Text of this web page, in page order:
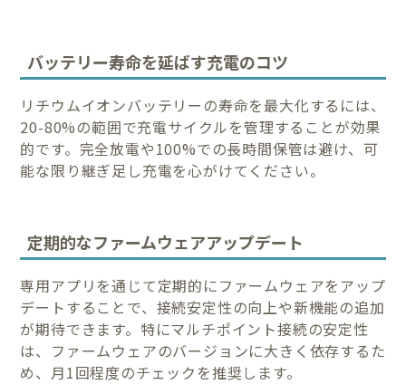
バッテリー寿命を延ばす充電のコツ
リチウムイオンバッテリーの寿命を最大化するには、
20-80%の範囲で充電サイクルを管理することが効果
的です。完全放電や100%での長時間保管は避け、可
能な限り継ぎ足し充電を心がけてください。
定期的なファームウェアアップデート
専用アプリを通じて定期的にファームウェアをアップ
デートすることで、接続安定性の向上や新機能の追加
が期待できます。特にマルチポイント接続の安定性
は、ファームウェアのバージョンに大きく依存するた
め、月1回程度のチェックを推奨します。